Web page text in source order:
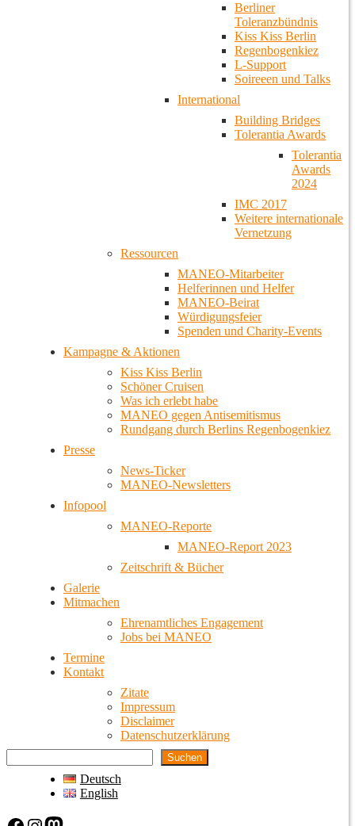
Berliner
Toleranzbündnis
Kiss Kiss Berlin
Regenbogenkiez
L-Support
Soireeen und Talks
International
Building Bridges
Tolerantia Awards
Tolerantia
Awards
2024
IMC 2017
Weitere internationale
Vernetzung
Ressourcen
MANEO-Mitarbeiter
Helferinnen und Helfer
MANEO-Beirat
Würdigungsfeier
Spenden und Charity-Events
Kampagne & Aktionen
Kiss Kiss Berlin
Schöner Cruisen
Was ich erlebt habe
MANEO gegen Antisemitismus
Rundgang durch Berlins Regenbogenkiez
Presse
News-Ticker
MANEO-Newsletters
Infopool
MANEO-Reporte
MANEO-Report 2023
Zeitschrift & Bücher
Galerie
Mitmachen
Ehrenamtliches Engagement
Jobs bei MANEO
Termine
Kontakt
Zitate
Impressum
Disclaimer
Datenschutzerklärung
Suchen
Deutsch
English